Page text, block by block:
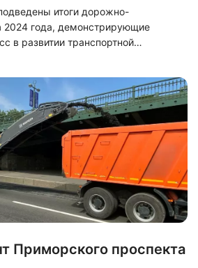
итоги дорожно-
2024 года, демонстрирующие
в развитии транспортной
и ремонт объектов
одним из приоритетных
Северной столицы, и в текущем году
работ.
Приморского проспекта